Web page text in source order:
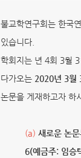
불교학연구회는 한국
있습니다.
학회지는 년 4회 3월
다가오는 2020년 3월
논문을 게재하고자 하
(a) 새로운 논
6(예금주: 임승